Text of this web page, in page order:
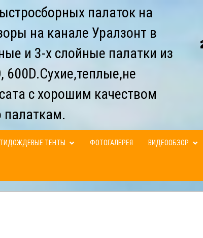
палаток на
на канале Уралзонт в
и 3-х слойные палатки из
600D.Сухие,теплые,не
с хорошим качеством
палаткам.
ТЕНТЫ ФОТОГАЛЕРЕЯ ВИДЕООБЗОР